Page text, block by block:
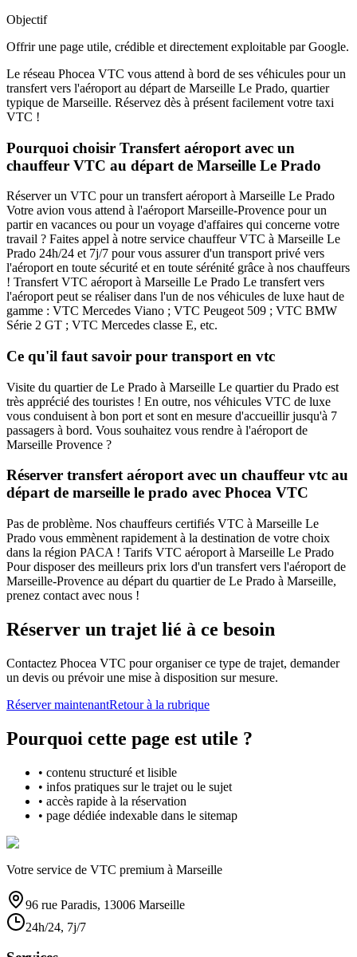
Objectif
Offrir une page utile, crédible et directement exploitable par Google.
Le réseau Phocea VTC vous attend à bord de ses véhicules pour un
transfert vers l'aéroport au départ de Marseille Le Prado, quartier
typique de Marseille. Réservez dès à présent facilement votre taxi
VTC !
Pourquoi choisir Transfert aéroport avec un
chauffeur VTC au départ de Marseille Le Prado
Réserver un VTC pour un transfert aéroport à Marseille Le Prado
Votre avion vous attend à l'aéroport Marseille-Provence pour un
partir en vacances ou pour un voyage d'affaires qui concerne votre
travail ? Faites appel à notre service chauffeur VTC à Marseille Le
Prado 24h/24 et 7j/7 pour vous assurer d'un transport privé vers
l'aéroport en toute sécurité et en toute sérénité grâce à nos chauffeurs
! Transfert VTC aéroport à Marseille Le Prado Le transfert vers
l'aéroport peut se réaliser dans l'un de nos véhicules de luxe haut de
gamme : VTC Mercedes Viano ; VTC Peugeot 509 ; VTC BMW
Série 2 GT ; VTC Mercedes classe E, etc.
Ce qu'il faut savoir pour transport en vtc
Visite du quartier de Le Prado à Marseille Le quartier du Prado est
très apprécié des touristes ! En outre, nos véhicules VTC de luxe
vous conduisent à bon port et sont en mesure d'accueillir jusqu'à 7
passagers à bord. Vous souhaitez vous rendre à l'aéroport de
Marseille Provence ?
Réserver transfert aéroport avec un chauffeur vtc au
départ de marseille le prado avec Phocea VTC
Pas de problème. Nos chauffeurs certifiés VTC à Marseille Le
Prado vous emmènent rapidement à la destination de votre choix
dans la région PACA ! Tarifs VTC aéroport à Marseille Le Prado
Pour disposer des meilleurs prix lors d'un transfert vers l'aéroport de
Marseille-Provence au départ du quartier de Le Prado à Marseille,
prenez contact avec nous !
Réserver un trajet lié à ce besoin
Contactez Phocea VTC pour organiser ce type de trajet, demander
un devis ou prévoir une mise à disposition sur mesure.
Réserver maintenantRetour à la rubrique
Pourquoi cette page est utile ?
• contenu structuré et lisible
• infos pratiques sur le trajet ou le sujet
• accès rapide à la réservation
• page dédiée indexable dans le sitemap
Votre service de VTC premium à Marseille
96 rue Paradis, 13006 Marseille
24h/24, 7j/7